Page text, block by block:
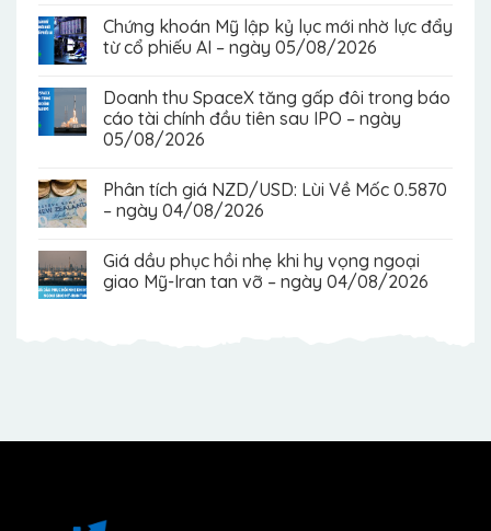
Chứng khoán Mỹ lập kỷ lục mới nhờ lực đẩy
từ cổ phiếu AI – ngày 05/08/2026
Doanh thu SpaceX tăng gấp đôi trong báo
cáo tài chính đầu tiên sau IPO – ngày
05/08/2026
Phân tích giá NZD/USD: Lùi Về Mốc 0.5870
– ngày 04/08/2026
Giá dầu phục hồi nhẹ khi hy vọng ngoại
giao Mỹ-Iran tan vỡ – ngày 04/08/2026